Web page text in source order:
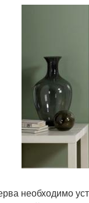
необходимо